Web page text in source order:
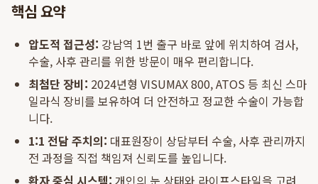
핵심 요약
압도적 접근성: 강남역 1번 출구 바로 앞에 위치하여 검사,
수술, 사후 관리를 위한 방문이 매우 편리합니다.
최첨단 장비: 2024년형 VISUMAX 800, ATOS 등 최신 스마
일라식 장비를 보유하여 더 안전하고 정교한 수술이 가능합
니다.
1:1 전담 주치의: 대표원장이 상담부터 수술, 사후 관리까지
전 과정을 직접 책임져 신뢰도를 높입니다.
환자 중심 시스템: 개인의 눈 상태와 라이프스타일을 고려